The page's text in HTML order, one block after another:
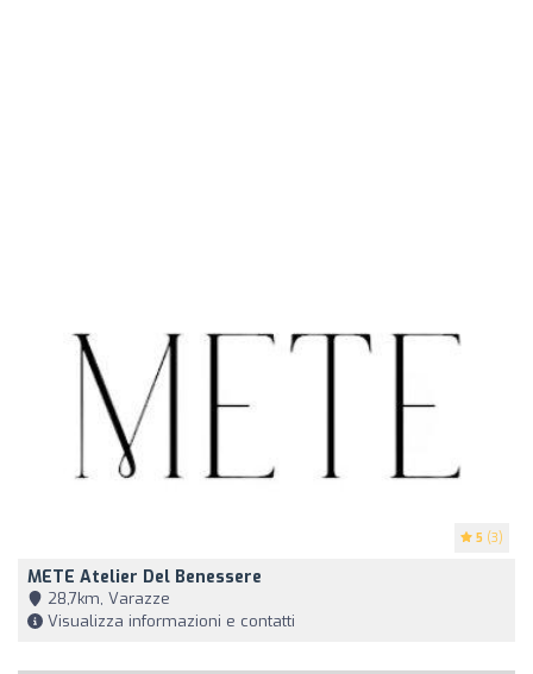
5 (3)
METE Atelier Del Benessere
28,7km, Varazze
Visualizza informazioni e contatti